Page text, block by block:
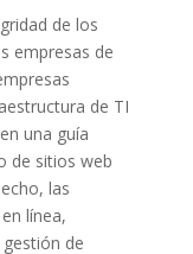
de los
empresas de
de TI
una guía
de sitios web
las
línea,
de